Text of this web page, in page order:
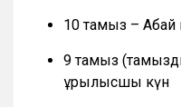
10 тамыз – Абай
9 тамыз
Құрылысшы күн